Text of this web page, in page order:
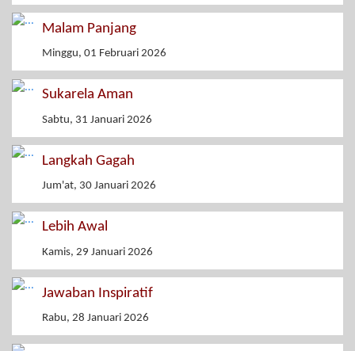
Malam Panjang
Minggu, 01 Februari 2026
Sukarela Aman
Sabtu, 31 Januari 2026
Langkah Gagah
Jum'at, 30 Januari 2026
Lebih Awal
Kamis, 29 Januari 2026
Jawaban Inspiratif
Rabu, 28 Januari 2026